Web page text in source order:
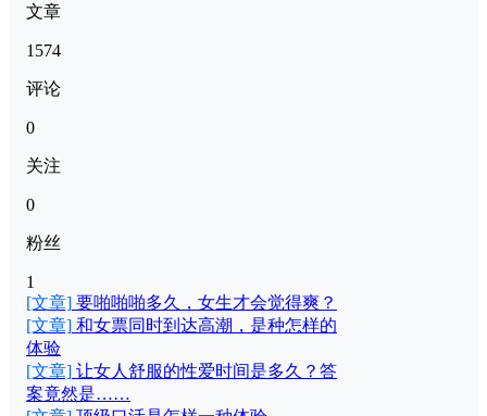
文章
1574
评论
0
关注
0
粉丝
1
[文章] 要啪啪啪多久，女生才会觉得爽？
[文章] 和女票同时到达高潮，是种怎样的
体验
[文章] 让女人舒服的性爱时间是多久？答
案竟然是……